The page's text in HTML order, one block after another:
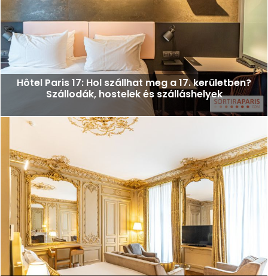
Hôtel Paris 17: Hol szállhat meg a 17. kerületben?
Szállodák, hostelek és szálláshelyek